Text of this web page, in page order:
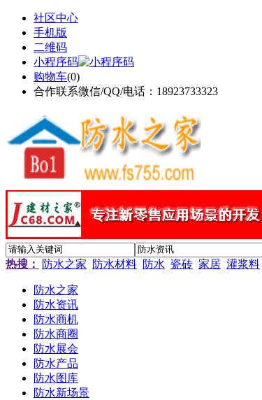
社区中心
手机版
二维码
小程序码
购物车(0)
合作联系微信/QQ/电话：18923733323
热搜： 防水之家 防水材料 防水 瓷砖 家居 灌浆料
防水之家
防水资讯
防水商机
防水商圈
防水展会
防水产品
防水图库
防水新场景